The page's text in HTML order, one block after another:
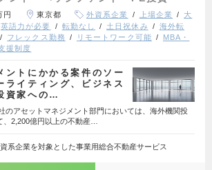
円 東京都 外資系企業 上場企業
大
英語力が必要 転勤なし 土日祝休み
海外転
フレックス勤務 リモートワーク可能
MBA・
援制度
ントにかかる案件のソー
ライティング、ビジネス
資家への…
のアセットマネジメント部門においては、海外機関投
、2,200億円以上の不動産…
系企業を対象とした事業用総合不動産サービス